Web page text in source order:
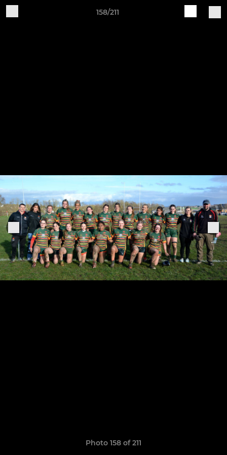
158/211
Photo 158 of 211